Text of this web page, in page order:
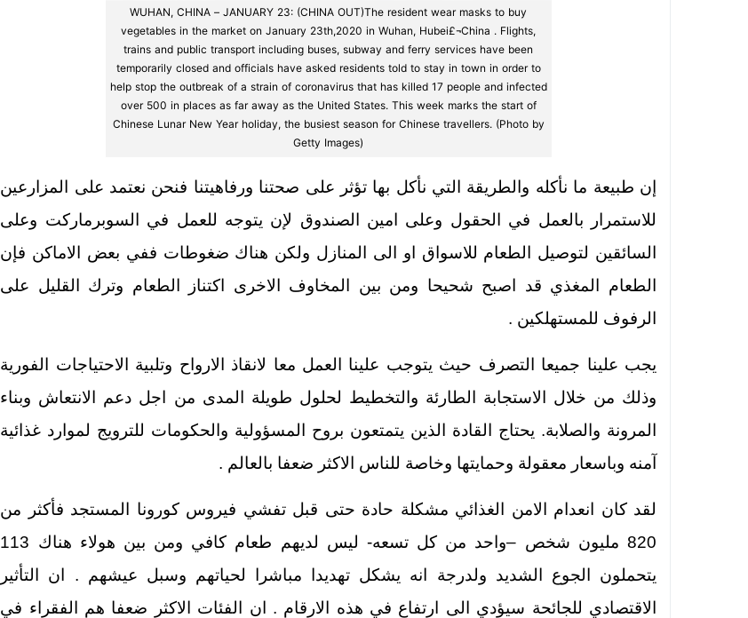
WUHAN, CHINA – JANUARY 23: (CHINA OUT)The resident wear masks to buy
vegetables in the market on January 23th,2020 in Wuhan, Hubei£¬China . Flights,
trains and public transport including buses, subway and ferry services have been
temporarily closed and officials have asked residents told to stay in town in order to
help stop the outbreak of a strain of coronavirus that has killed 17 people and infected
over 500 in places as far away as the United States. This week marks the start of
Chinese Lunar New Year holiday, the busiest season for Chinese travellers. (Photo by
Getty Images)
إن طبيعة ما نأكله والطريقة التي نأكل بها تؤثر على صحتنا ورفاهيتنا فنحن نعتمد على المزارعين
للاستمرار بالعمل في الحقول وعلى امين الصندوق لإن يتوجه للعمل في السوبرماركت وعلى
السائقين لتوصيل الطعام للاسواق او الى المنازل ولكن هناك ضغوطات ففي بعض الاماكن فإن
الطعام المغذي قد اصبح شحيحا ومن بين المخاوف الاخرى اكتناز الطعام وترك القليل على
الرفوف للمستهلكين .
يجب علينا جميعا التصرف حيث يتوجب علينا العمل معا لانقاذ الارواح وتلبية الاحتياجات الفورية
وذلك من خلال الاستجابة الطارئة والتخطيط لحلول طويلة المدى من اجل دعم الانتعاش وبناء
المرونة والصلابة. يحتاج القادة الذين يتمتعون بروح المسؤولية والحكومات للترويج لموارد غذائية
آمنه وباسعار معقولة وحمايتها وخاصة للناس الاكثر ضعفا بالعالم .
لقد كان انعدام الامن الغذائي مشكلة حادة حتى قبل تفشي فيروس كورونا المستجد فأكثر من
820 مليون شخص –واحد من كل تسعه- ليس لديهم طعام كافي ومن بين هولاء هناك 113
يتحملون الجوع الشديد ولدرجة انه يشكل تهديدا مباشرا لحياتهم وسبل عيشهم . ان التأثير
الاقتصادي للجائحة سيؤدي الى ارتفاع في هذه الارقام . ان الفئات الاكثر ضعفا هم الفقراء في